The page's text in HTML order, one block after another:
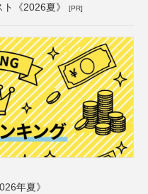
《2026夏》 [PR]
年夏》